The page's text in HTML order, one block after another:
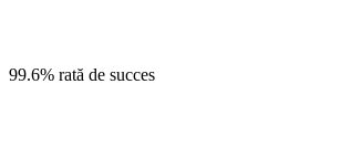
99.6% rată de succes